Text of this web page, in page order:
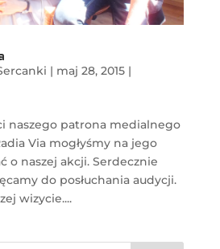
| maj 28, 2015|
naszego patrona medialnego
Via mogłyśmy na jego
o naszej akcji. Serdecznie
do posłuchania audycji.
wizycie....